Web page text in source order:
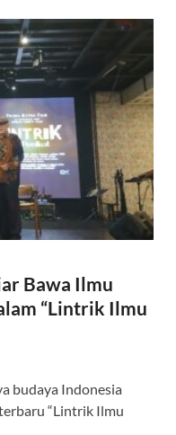
Bawa Ilmu
“Lintrik Ilmu
budaya Indonesia
“Lintrik Ilmu